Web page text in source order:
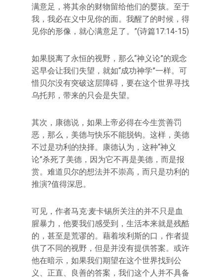
满意足，将其余的财物留给他们的婴孩。至于
我，我必在义中见你的面。我醒了的时候，得
见你的形像，就心满意足了。”(诗篇17:14-15)
如果脱离了永恒的视野，那么“神义论”的观念
迟早会让我们失望，就如“成功神学”一样。可
惜贝尔没有突破这层障碍，要在这个世界寻找
乌托邦，带来的只会是失望。
其次，康德说，如果上帝必得在今生赏善罚
恶，那么，美德与快乐不能脱钩。这样，美德
不过是功利的抉择。康德认为，这种“神义
论”杀死了美德，因为它不再是美德，而是报
赏。难道贝尔的想法并不崇高，而只是功利的
推演?值得深思。
可见，作者马克·麦卡锡所关注的并不只是血
腥暴力，他要我们感受到，生活本来就是残酷
的，甚至是荒谬的。藉着埃利斯的口，作者提
供了不同的视野，但是并没有提供答案。或许
他在暗示，如果我们期望在这个世界找到公
义、正直、良善的答案，我们这个人并不具备